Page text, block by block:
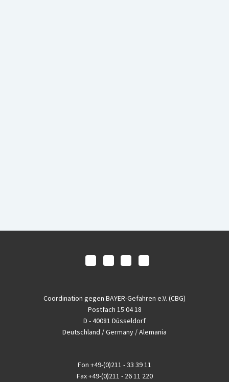
Coordination gegen BAYER-Gefahren e.V. (CBG)
Postfach 15 04 18
D - 40081 Düsseldorf
Deutschland / Germany / Alemania
Fon +49-(0)211 - 33 39 11
Fax+49-(0)211 - 26 11 220